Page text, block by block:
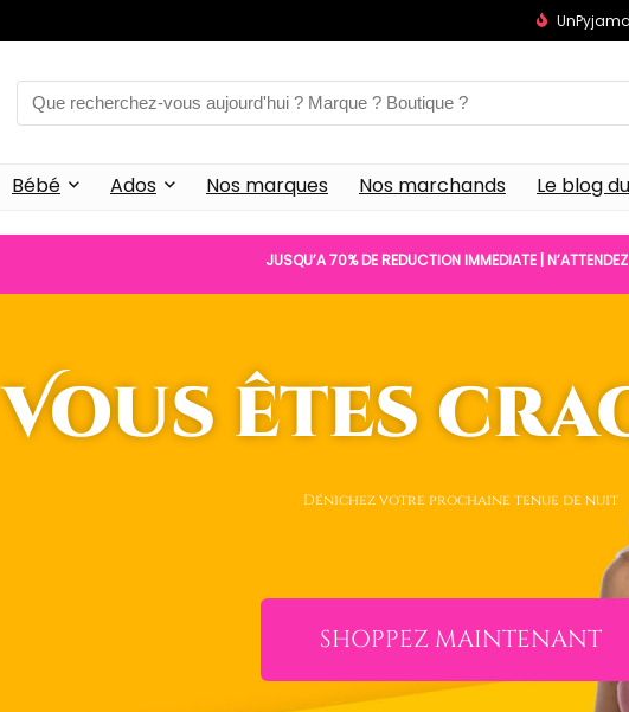
Bébé Ados Nos marques Nos marchands Le blog
JUSQU’A 70% DE REDUCTION IMMEDIATE |
Vous êtes
Dénichez votre prochaine tenue de nuit
SHOPPEZ MAINTENANT